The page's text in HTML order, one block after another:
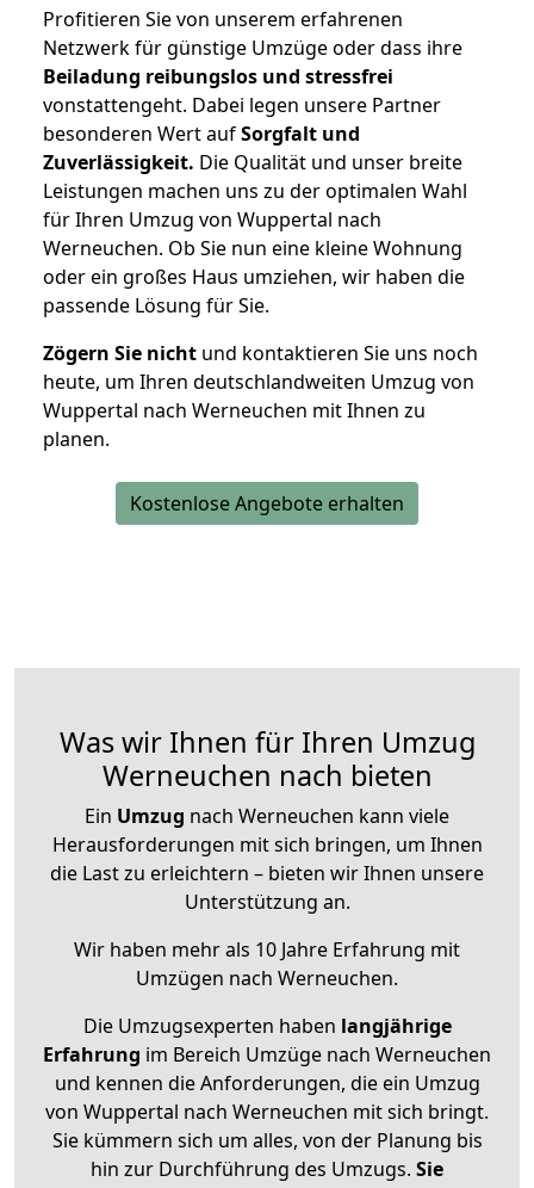
Profitieren Sie von unserem erfahrenen
Netzwerk für günstige Umzüge oder dass ihre
Beiladung reibungslos und stressfrei
vonstattengeht. Dabei legen unsere Partner
besonderen Wert aufSorgfalt und
Zuverlässigkeit. Die Qualität und unser breite
Leistungen machen uns zu der optimalen Wahl
für Ihren Umzug von Wuppertal nach
Werneuchen. Ob Sie nun eine kleine Wohnung
oder ein großes Haus umziehen, wir haben die
passende Lösung für Sie.
Zögern Sie nicht und kontaktieren Sie uns noch
heute, um Ihren deutschlandweiten Umzug von
Wuppertal nach Werneuchen mit Ihnen zu
planen.
Kostenlose Angebote erhalten
Was wir Ihnen für Ihren Umzug
Werneuchen nach bieten
Ein Umzug nach Werneuchen kann viele
Herausforderungen mit sich bringen, um Ihnen
die Last zu erleichtern – bieten wir Ihnen unsere
Unterstützung an.
Wir haben mehr als 10 Jahre Erfahrung mit
Umzügen nach Werneuchen.
Die Umzugsexperten haben langjährige
Erfahrung im Bereich Umzüge nach Werneuchen
und kennen die Anforderungen, die ein Umzug
von Wuppertal nach Werneuchen mit sich bringt.
Sie kümmern sich um alles, von der Planung bis
hin zur Durchführung des Umzugs. Sie